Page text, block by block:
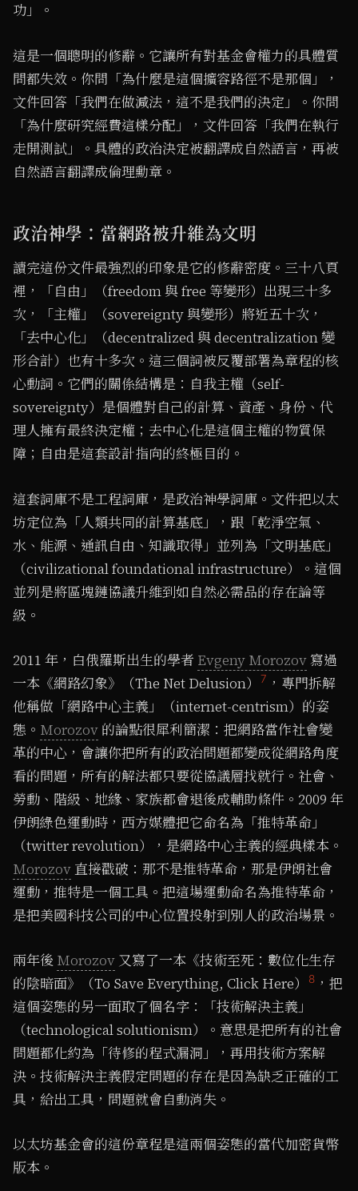
功」。
這是一個聰明的修辭。它讓所有對基金會權力的具體質
問都失效。你問「為什麼是這個擴容路徑不是那個」，
文件回答「我們在做減法，這不是我們的決定」。你問
「為什麼研究經費這樣分配」，文件回答「我們在執行
走開測試」。具體的政治決定被翻譯成自然語言，再被
自然語言翻譯成倫理勳章。
政治神學：當網路被升維為文明
讀完這份文件最強烈的印象是它的修辭密度。三十八頁
裡，「自由」（freedom 與 free 等變形）出現三十多
次，「主權」（sovereignty 與變形）將近五十次，
「去中心化」（decentralized 與 decentralization 變
形合計）也有十多次。這三個詞被反覆部署為章程的核
心動詞。它們的關係結構是：自我主權（self-
sovereignty）是個體對自己的計算、資產、身份、代
理人擁有最終決定權；去中心化是這個主權的物質保
障；自由是這套設計指向的終極目的。
這套詞庫不是工程詞庫，是政治神學詞庫。文件把以太
坊定位為「人類共同的計算基底」，跟「乾淨空氣、
水、能源、通訊自由、知識取得」並列為「文明基底」
（civilizational foundational infrastructure）。這個
並列是將區塊鏈協議升維到如自然必需品的存在論等
級。
2011 年，白俄羅斯出生的學者 Evgeny Morozov寫過
一本《網路幻象》（The Net Delusion）
7 ，專門拆解
他稱做「網路中心主義」（internet-centrism）的姿
態。 Morozov 的論點很犀利簡潔：把網路當作社會變
革的中心，會讓你把所有的政治問題都變成從網路角度
看的問題，所有的解法都只要從協議層找就行。社會、
勞動、階級、地緣、家族都會退後成輔助條件。2009 年
伊朗綠色運動時，西方媒體把它命名為「推特革命」
（twitter revolution），是網路中心主義的經典樣本。
Morozov 直接戳破：那不是推特革命，那是伊朗社會
運動，推特是一個工具。把這場運動命名為推特革命，
是把美國科技公司的中心位置投射到別人的政治場景。
兩年後 Morozov 又寫了一本《技術至死：數位化生存
的陰暗面》（To Save Everything, Click Here）
8 ，把
這個姿態的另一面取了個名字：「技術解決主義」
（technological solutionism）。意思是把所有的社會
問題都化約為「待修的程式漏洞」，再用技術方案解
決。技術解決主義假定問題的存在是因為缺乏正確的工
具，給出工具，問題就會自動消失。
以太坊基金會的這份章程是這兩個姿態的當代加密貨幣
版本。